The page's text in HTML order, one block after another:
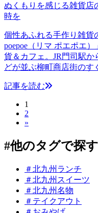
ぬくもりを感じる雑貨
時を
個性あふれる手作り雑貨
poepoe（リマ ポエポエ
貨＆カフェ。JR門司駅
どが並ぶ柳町商店街の
記事を読む
1
2
»
#他のタグで探す
＃北九州ランチ
＃北九州スイーツ
＃北九州名物
＃テイクアウト